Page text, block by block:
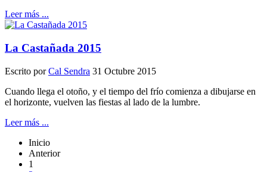
Leer más ...
La Castañada 2015
Escrito porCal Sendra 31 Octubre 2015
Cuando llega el otoño, y el tiempo del frío comienza a dibujarse en
el horizonte, vuelven las fiestas al lado de la lumbre.
Leer más ...
Inicio
Anterior
1